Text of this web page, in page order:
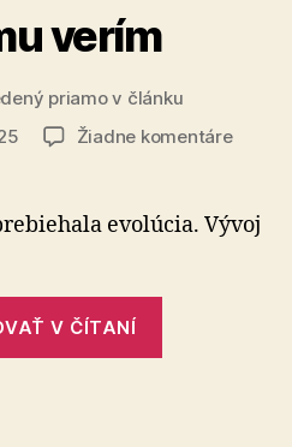
verím
priamo v článku
Žiadne komentárena
verím
evolúcia. Vývoj
V ČÍTANÍ